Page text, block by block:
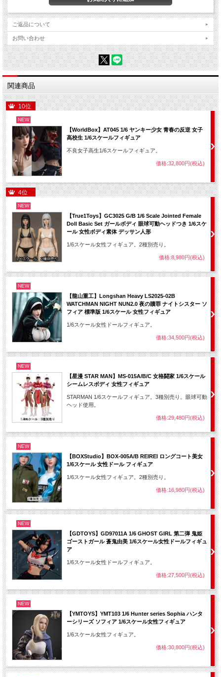
ご返品について
お問い合わせ
関連商品
10位
NEW
【WorldBox】AT045 1/6 ヤンキー少女 青春の反逆 女子
高校生 1/6スケールフィギュア
不良女子高生1/6スケールフィギュア。
価格:32,800円(税込)
4位
NEW
【True1Toys】GC3025 G/B 1/6 Scale Jointed Female
Doll Basic Set ガールボディ 眼球可動ヘッドつき 1/6スケ
ール 女性ボディ素体 デッサン人形
1/6スケール女性フィギュア。2種別売り。
価格:8,980円(税込)
NEW
【龍山重工】Longshan Heavy LS2025-02B
WATCHMAN NIGHT NUN2.0 夜の贖罪 ナイトシスター ソ
フィア 標準版 1/6スケール 女性フィギュア
1/6スケール女性ドールフィギュア。
価格:34,500円(税込)
NEW
【星漫 STAR MAN】MS-015A/B/C 女格闘家 1/6スケール
シームレスボディ 女性フィギュア
STARMAN 1/6スケールフィギュア。3種別売り。眼球可動
ヘッド使用。
価格:29,480円(税込)
NEW
【BOXStudio】BOX-005A/B REIREI ロングコート美女
1/6スケール 女性ドール フィギュア
1/6スケール女性フィギュア。2種別売り。
価格:16,980円(税込)
NEW
【GDTOYS】GD97011A 1/6 GHOST GIRL 第二弾 鬼姫
ゴーストガール 蒼鬼由美 1/6スケール女性ドールフィギュ
ア
1/6スケール女性ドールフィギュア。
価格:27,500円(税込)
NEW
【YMTOYS】YMT103 1/6 Hunter series Sophia ハンタ
ーシリーズ ソフィア 1/6スケール女性フィギュア
1/6スケール女性フィギュア。
価格:30,800円(税込)